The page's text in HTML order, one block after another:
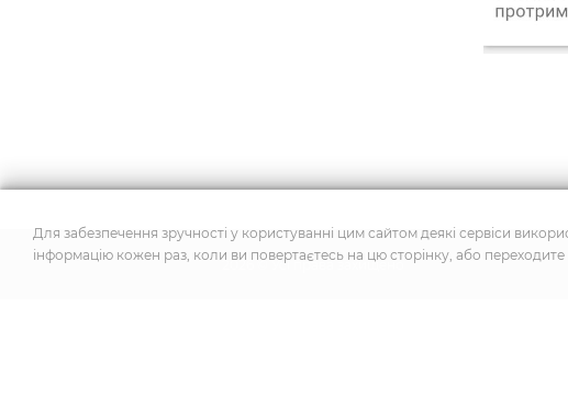
2026 © Усі права захищено
Для забезпечення зручності у користуванні цим сайтом деякі сервіси
інформацію кожен раз, коли ви повертаєтесь на цю сторінку, або